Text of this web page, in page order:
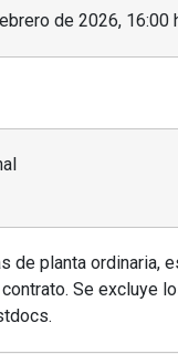
de 2026, 16:00
de planta ordinaria,
Se excluye